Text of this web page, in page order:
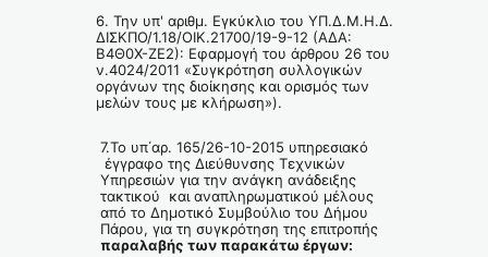
6. Την υπ' αριθμ. Εγκύκλιο του ΥΠ.Δ.Μ.Η.Δ.
ΔΙΣΚΠΟ/1.18/ΟΙΚ.21700/19-9-12 (ΑΔΑ:
Β4Θ0Χ-ΖΕ2): Εφαρμογή του άρθρου 26 του
ν.4024/2011 «Συγκρότηση συλλογικών
οργάνων της διοίκησης και ορισμός των
μελών τους με κλήρωση»).
7.Το υπ΄αρ. 165/26-10-2015 υπηρεσιακό
έγγραφο της Διεύθυνσης Τεχνικών
Υπηρεσιών για την ανάγκη ανάδειξης
τακτικού και αναπληρωματικού μέλους
από το Δημοτικό Συμβούλιο του Δήμου
Πάρου, για τη συγκρότηση της επιτροπής
παραλαβής των παρακάτω έργων: